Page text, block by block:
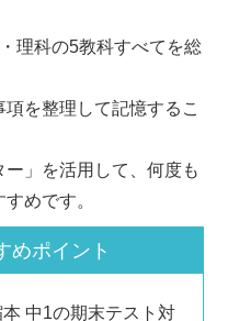
理科の5教科すべてを総
を整理して記憶するこ
」を活用して、何度も
めです。
めポイント
中1の期末テスト対